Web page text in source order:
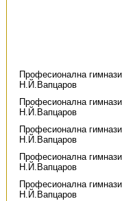
Професионална
Н.Й.Вапцаров
Професионална
Н.Й.Вапцаров
Професионална
Н.Й.Вапцаров
Професионална
Н.Й.Вапцаров
Професионална
Н.Й.Вапцаров